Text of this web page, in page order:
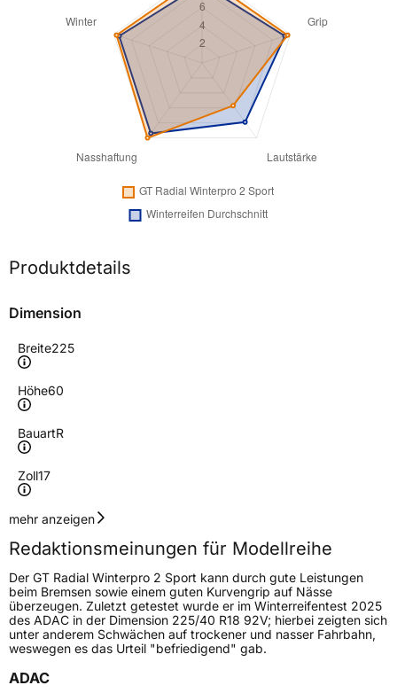
Produktdetails
Dimension
Breite225
Höhe60
BauartR
Zoll17
Geschwindigkeitsindex
Lastindex 99
Höchstlast 775 kg
Generelle Merkmale
Fahrzeugtyp
mehr anzeigen
Redaktionsmeinungen für Modellreihe
Der GT Radial Winterpro 2 Sport kann durch gute Leistungen
beim Bremsen sowie einem guten Kurvengrip auf Nässe
überzeugen. Zuletzt getestet wurde er im Winterreifentest 2025
des ADAC in der Dimension 225/40 R18 92V; hierbei zeigten sich
unter anderem Schwächen auf trockener und nasser Fahrbahn,
weswegen es das Urteil "befriedigend" gab.
ADAC